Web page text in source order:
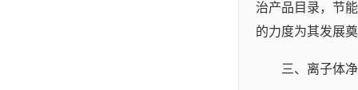
治产品目录，节
的力度为其发展
三、离子体